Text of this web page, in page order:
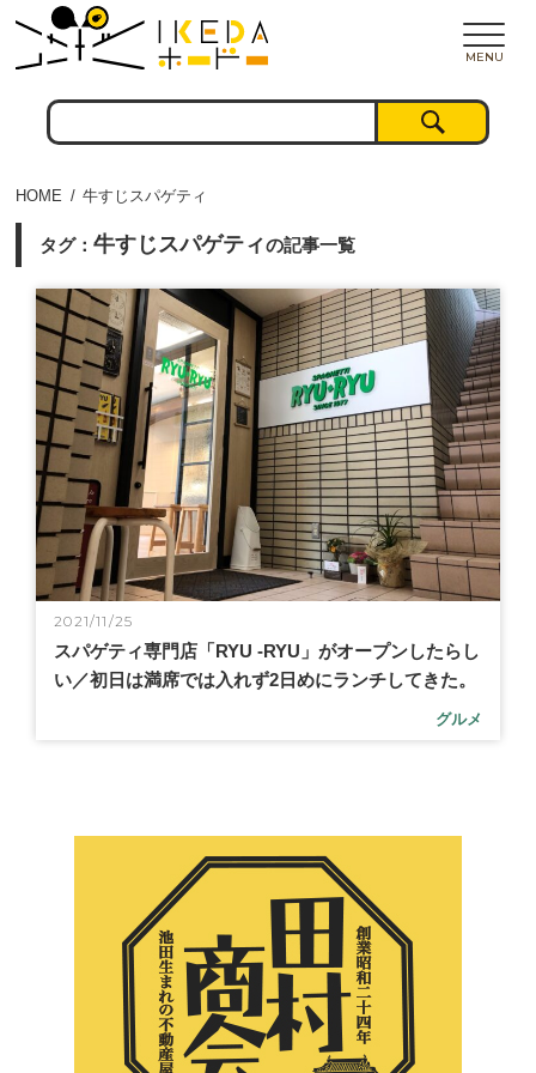
MENU
HOME 牛すじスパゲティ
タグ： 牛すじスパゲティの記事一覧
2021/11/25
スパゲティ専門店「RYU -RYU」がオープンしたらし
い／初日は満席では入れず2日めにランチしてきた。
グルメ